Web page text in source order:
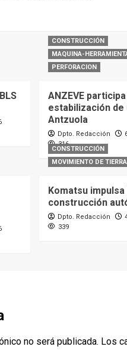
CONSTRUCCIÓN
MAQUINA-
PERFORACION
ANZEVE
estabilización de
Antzuola
Dpto. Redacción
316
CONSTRUCCIÓN
MOVIMIENTO DE
Komatsu impulsa
construcción
Dpto. Redacción
339
no será publicada. Los